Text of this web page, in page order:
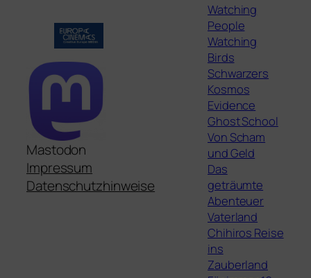
Mastodon
Impressum
Datenschutzhinweise
Watching
People
Watching
Birds
Schwarzers
Kosmos
Evidence
Ghost School
Von Scham
und Geld
Das
geträumte
Abenteuer
Vaterland
Chihiros Reise
ins
Zauberland